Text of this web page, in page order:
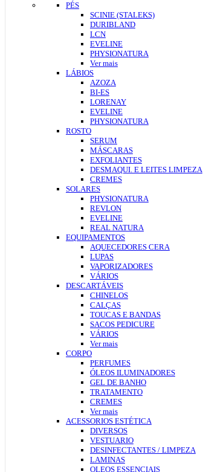
PÉS
SCINIE (STALEKS)
DURIBLAND
LCN
EVELINE
PHYSIONATURA
Ver mais
LÁBIOS
AZOZA
BI-ES
LORENAY
EVELINE
PHYSIONATURA
ROSTO
SERUM
MÁSCARAS
EXFOLIANTES
DESMAQUI. E LEITES LIMPEZA
CREMES
SOLARES
PHYSIONATURA
REVLON
EVELINE
REAL NATURA
EQUIPAMENTOS
AQUECEDORES CERA
LUPAS
VAPORIZADORES
VÁRIOS
DESCARTÁVEIS
CHINELOS
CALÇAS
TOUCAS E BANDAS
SACOS PEDICURE
VÁRIOS
Ver mais
CORPO
PERFUMES
ÓLEOS ILUMINADORES
GEL DE BANHO
TRATAMENTO
CREMES
Ver mais
ACESSORIOS ESTÉTICA
DIVERSOS
VESTUARIO
DESINFECTANTES / LIMPEZA
LAMINAS
OLEOS ESSENCIAIS